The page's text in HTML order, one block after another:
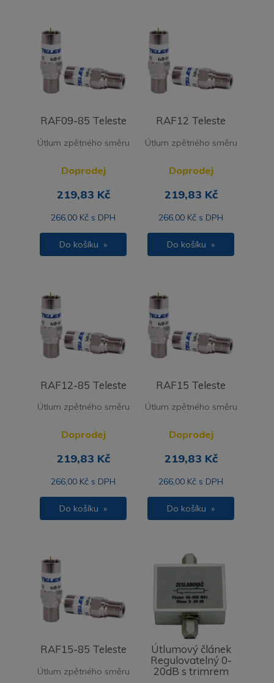
RAF09-85 Teleste
Útlum zpětného směru
Doprodej
219,83 Kč
266,00 Kč s DPH
Do košíku »
RAF12 Teleste
Útlum zpětného směru
Doprodej
219,83 Kč
266,00 Kč s DPH
Do košíku »
RAF12-85 Teleste
Útlum zpětného směru
Doprodej
219,83 Kč
266,00 Kč s DPH
Do košíku »
RAF15 Teleste
Útlum zpětného směru
Doprodej
219,83 Kč
266,00 Kč s DPH
Do košíku »
RAF15-85 Teleste
Útlum zpětného směru
Útlumový článek
Regulovatelný 0-
20dB s trimrem